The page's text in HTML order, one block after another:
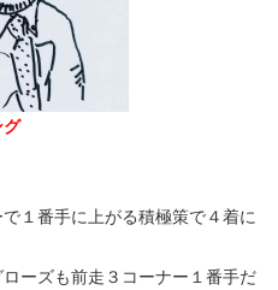
１番手に上がる積極策で４着に
ーズも前走３コーナー１番手だ